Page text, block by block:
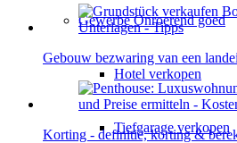
GewerbeOnroerend goed
Hotel verkopen
Tiefgarage verkopen
Gebouw bezwaring van een
Korting - definitie, korting &